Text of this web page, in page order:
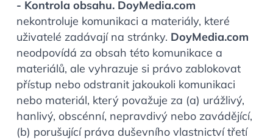
- Kontrola obsahu. DoyMedia.com
nekontroluje komunikaci a materiály, které
uživatelé zadávají na stránky. DoyMedia.com
neodpovídá za obsah této komunikace a
materiálů, ale vyhrazuje si právo zablokovat
přístup nebo odstranit jakoukoli komunikaci
nebo materiál, který považuje za (a) urážlivý,
hanlivý, obscénní, nepravdivý nebo zavádějící,
(b) porušující práva duševního vlastnictví třetí